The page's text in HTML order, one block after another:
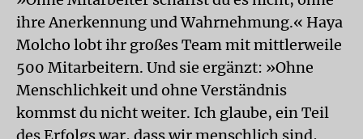
ihre Anerkennung und Wahrnehmung.« Haya
Molcho lobt ihr großes Team mit mittlerweile
500 Mitarbeitern. Und sie ergänzt: »Ohne
Menschlichkeit und ohne Verständnis
kommst du nicht weiter. Ich glaube, ein Teil